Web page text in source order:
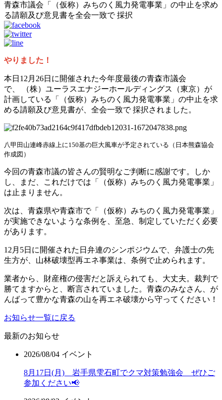
青森市議会「（仮称）みちのく風力発電事業」の中止を求め
る請願及び意見書を全会一致で 採択
やりました！
本日12月26日に開催された今年度最後の青森市議会
で、
（株）ユーラスエナジーホールディングス（東京）が
計画している「（仮称）みちのく風力発電事業」の中止を求
める請願及び意見書が、全会一致で 採択されました。
八甲田山連峰赤線上に150基の巨大風車が予定されている （日本熊森協会
作成図）
今回の青森市議の皆さんの賢明なご判断に感謝です。しか
し、まだ、これだけでは 「（仮称）みちのく風力発電事業」
は止まりません。
次は、青森県や青森市で「（仮称）みちのく風力発電事業」
が実施できないような条例を、至急、制定していただく必要
があります。
12月5日に開催された日弁連のシンポジウムで、弁護士の先
生方が、山林破壊型再エネ事業は、条例で止められます。
業者から、財産権の侵害だと訴えられても、大丈夫。裁判で
勝てますからと、断言されていました。青森のみなさん、が
んばって豊かな青森の山を再エネ破壊から守ってください！
お知らせ一覧に戻る
最新のお知らせ
2026/08/04 イベント
8月17日(月) 岩手県雫石町でクマ対策勉強会 ぜひご
参加ください📢